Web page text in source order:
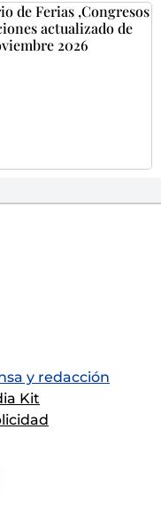
de Ferias ,Congresos
actualizado de
2026
y redacción
Kit